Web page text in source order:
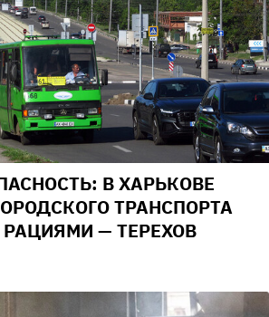
В ХАРЬКОВЕ
ТРАНСПОРТА
— ТЕРЕХОВ